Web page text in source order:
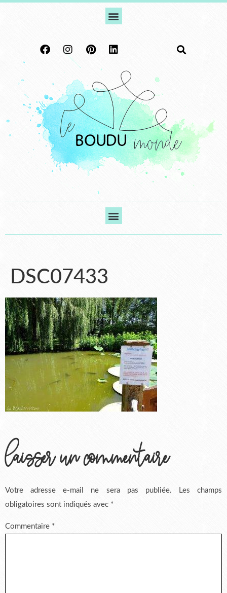
DSC07433
laisser un commentaire
Votre adresse e-mail ne sera pas publiée.
Les champs
obligatoires sont indiqués avec *
Commentaire *